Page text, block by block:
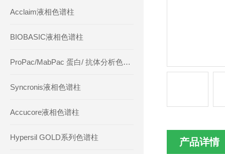
Acclaim液相色谱柱
BIOBASIC液相色谱柱
ProPac/MabPac 蛋白/ 抗体分析色谱柱
Syncronis液相色谱柱
Accucore液相色谱柱
Hypersil GOLD系列色谱柱 产品详情